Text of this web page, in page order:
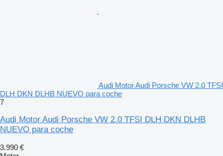
Audi Motor Audi Porsche VW 2.0 TFSI
DLH DKN DLHB NUEVO para coche
7
Audi Motor Audi Porsche VW 2.0 TFSI DLH DKN DLHB
NUEVO para coche
3.990 €